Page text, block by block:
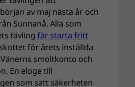
av maj nästa år och
Sunnanå. Alla som
tävlingfår starta fritt
för årets inställda
smoltkonto och
En eloge till
som satt säkerheten